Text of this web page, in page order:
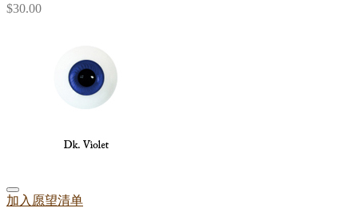
$30.00
加入愿望清单